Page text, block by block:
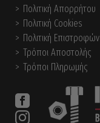
Πολιτική Απορρήτου
Πολιτική Cookies
Πολιτική Επιστροφών
Τρόποι Αποστολής
Τρόποι Πληρωμής